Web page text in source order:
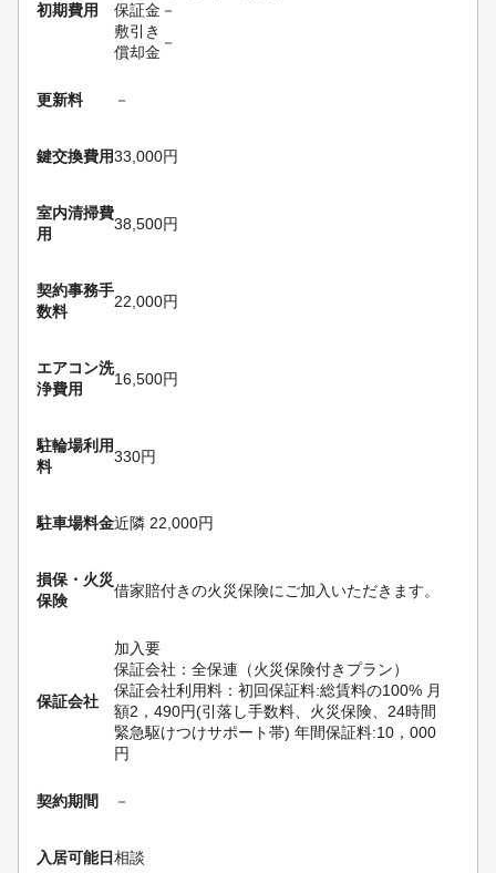
初期費用
保証金 －
敷引き
償却金
－
更新料 －
鍵交換費用33,000円
室内清掃費
用
38,500円
契約事務手
数料
22,000円
エアコン洗
浄費用
16,500円
駐輪場利用
料
330円
駐車場料金近隣 22,000円
損保・ 火災
保険
借家賠付きの火災保険にご加入いただきます。
保証会社
加入要
保証会社：全保連（火災保険付きプラン）
保証会社利用料：初回保証料:総賃料の100% 月
額2，490円(引落し手数料、火災保険、24時間
緊急駆けつけサポート帯) 年間保証料:10，000
円
契約期間 －
入居可能日相談